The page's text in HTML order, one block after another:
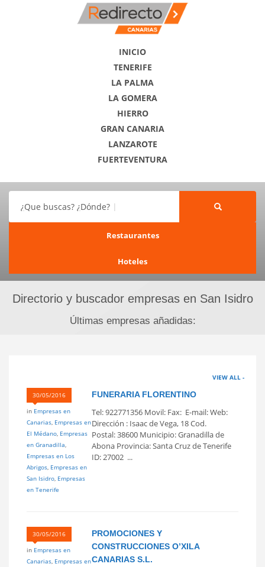
INICIO
TENERIFE
LA PALMA
LA GOMERA
HIERRO
GRAN CANARIA
LANZAROTE
FUERTEVENTURA
¿Que buscas? ¿Dónde?
Restaurantes
Hoteles
Directorio y buscador empresas en San Isidro
Últimas empresas añadidas:
VIEW ALL -
30/05/2016
in Empresas en
Canarias, Empresas en
El Médano, Empresas
en Granadilla,
Empresas en Los
Abrigos, Empresas en
San Isidro, Empresas
en Tenerife
FUNERARIA FLORENTINO
Tel: 922771356 Movil: Fax: E-mail: Web:
Dirección : Isaac de Vega, 18 Cod.
Postal: 38600 Municipio: Granadilla de
Abona Provincia: Santa Cruz de Tenerife
ID: 27002 ...
30/05/2016
in Empresas en
Canarias, Empresas en
PROMOCIONES Y
CONSTRUCCIONES O’XILA
CANARIAS S.L.